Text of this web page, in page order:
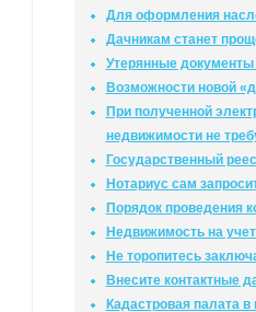
Для оформления
Дачникам станет
Утерянные
Возможности новой
При полученной
недвижимости не
Государственный
Нотариус сам
Порядок проведения
Недвижимость на
Не торопитесь
Внесите контактные
Кадастровая палата